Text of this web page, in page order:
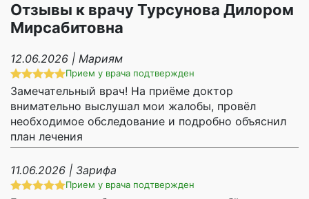
Отзывы к врачу Турсунова Дилором
Мирсабитовна
12.06.2026 | Мариям
Прием у врача подтвержден
Замечательный врач! На приёме доктор
внимательно выслушал мои жалобы, провёл
необходимое обследование и подробно объяснил
план лечения
11.06.2026 | Зарифа
Прием у врача подтвержден